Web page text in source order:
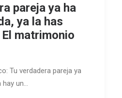
pareja ya ha
ya la has
matrimonio
Tu verdadera pareja ya
un…